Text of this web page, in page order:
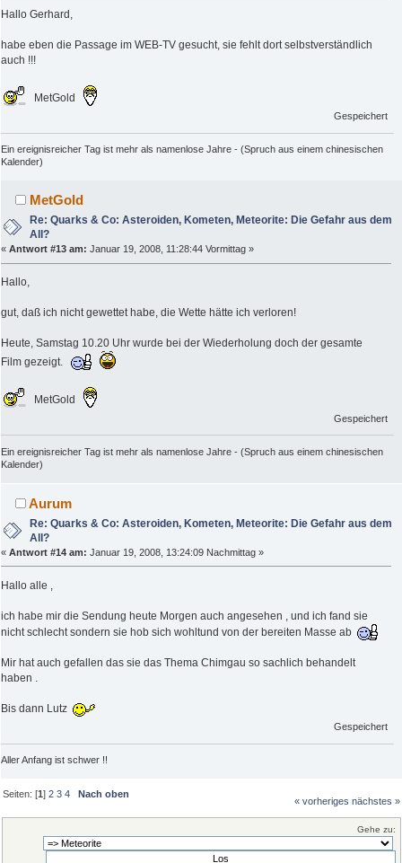
Hallo Gerhard,
habe eben die Passage im WEB-TV gesucht, sie fehlt dort selbstverständlich
auch !!!
MetGold
Gespeichert
Ein ereignisreicher Tag ist mehr als namenlose Jahre - (Spruch aus einem chinesischen
Kalender)
MetGold
Re: Quarks & Co: Asteroiden, Kometen, Meteorite: Die Gefahr aus dem
All?
« Antwort #13 am: Januar 19, 2008, 11:28:44 Vormittag »
Hallo,
gut, daß ich nicht gewettet habe, die Wette hätte ich verloren!
Heute, Samstag 10.20 Uhr wurde bei der Wiederholung doch der gesamte
Film gezeigt.
MetGold
Gespeichert
Ein ereignisreicher Tag ist mehr als namenlose Jahre - (Spruch aus einem chinesischen
Kalender)
Aurum
Re: Quarks & Co: Asteroiden, Kometen, Meteorite: Die Gefahr aus dem
All?
« Antwort #14 am: Januar 19, 2008, 13:24:09 Nachmittag »
Hallo alle ,
ich habe mir die Sendung heute Morgen auch angesehen , und ich fand sie
nicht schlecht sondern sie hob sich wohltund von der bereiten Masse ab
Mir hat auch gefallen das sie das Thema Chimgau so sachlich behandelt
haben .
Bis dann Lutz
Gespeichert
Aller Anfang ist schwer !!
Seiten: [1]2 3 4 Nach oben
« vorheriges nächstes »
Gehe zu: